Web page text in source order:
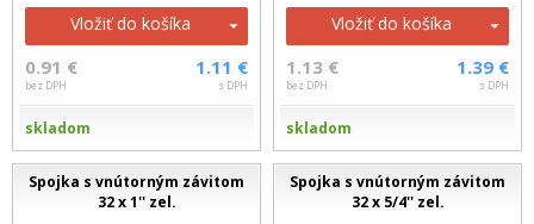
Vložiť do košíka
0.91 €
bez DPH
1.11 €
s DPH
skladom
Vložiť do košíka
1.13 €
bez DPH
1.39 €
s DPH
skladom
Spojka s vnútorným závitom
32 x 1'' zel.
Spojka s vnútorným závitom
32 x 5/4'' zel.